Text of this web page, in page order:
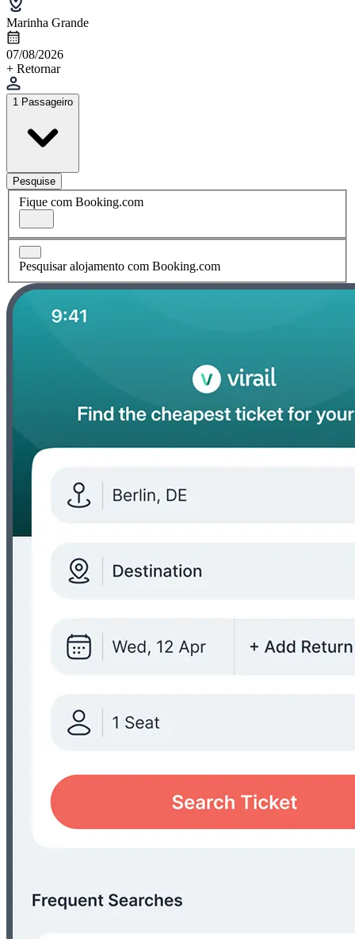
Marinha Grande
07/08/2026
+ Retornar
1 Passageiro
Pesquise
Fique com Booking.com
Pesquisar alojamento com Booking.com